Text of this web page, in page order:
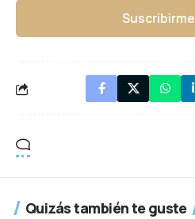
Quizás también te guste